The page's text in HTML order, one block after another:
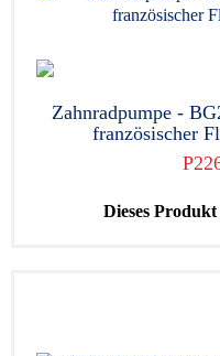
Zahnradpumpe -
französischer
Dieses